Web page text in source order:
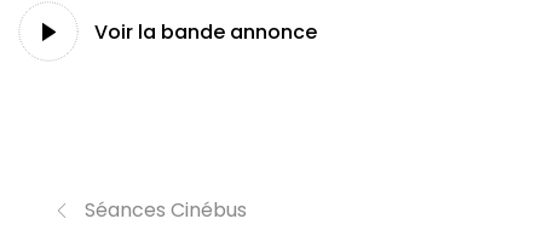
Voir la bande annonce
Séances Cinébus